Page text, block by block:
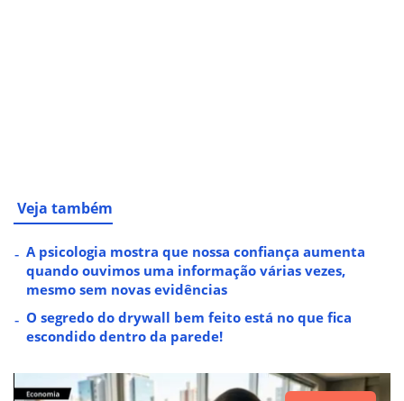
Veja também
A psicologia mostra que nossa confiança aumenta
quando ouvimos uma informação várias vezes,
mesmo sem novas evidências
O segredo do drywall bem feito está no que fica
escondido dentro da parede!